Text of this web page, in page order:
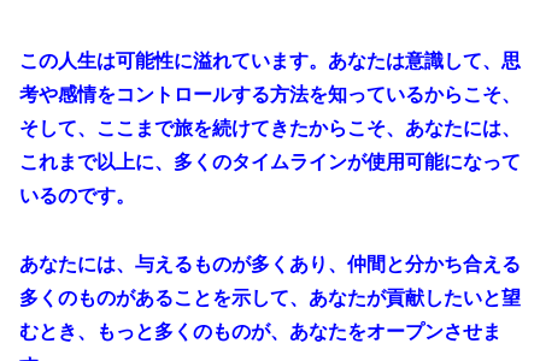
この人生は可能性に溢れています。あなたは意識して、思
考や感情をコントロールする方法を知っているからこそ、
そして、ここまで旅を続けてきたからこそ、あなたには、
これまで以上に、多くのタイムラインが使用可能になって
いるのです。
あなたには、与えるものが多くあり、仲間と分かち合える
多くのものがあることを示して、あなたが貢献したいと望
むとき、もっと多くのものが、あなたをオープンさせま